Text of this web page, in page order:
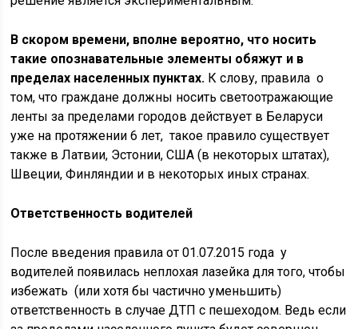
В скором времени, вполне вероятно, что носить
такие опознавательные элементы обяжут и в
пределах населенных пунктах. К слову, правила о
том, что граждане должны носить светоотражающие
ленты за пределами городов действует в Беларуси
уже на протяжении 6 лет, такое правило существует
также в Латвии, Эстонии, США (в некоторых штатах),
Швеции, Финляндии и в некоторых иных странах.
Ответственность водителей
После введения правила от 01.07.2015 года у
водителей появилась неплохая лазейка для того, чтобы
избежать (или хотя бы частично уменьшить)
ответственность в случае ДТП с пешеходом. Ведь если